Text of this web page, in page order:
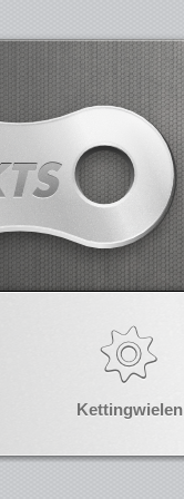
Kettingwielen